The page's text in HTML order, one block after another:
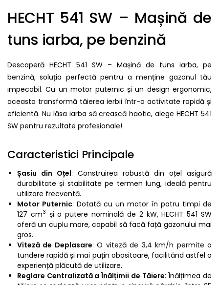
HECHT 541 SW – Mașină de
tuns iarba, pe benzină
Descoperă HECHT 541 SW – Mașină de tuns iarba, pe
benzină, soluția perfectă pentru a menține gazonul tău
impecabil. Cu un motor puternic și un design ergonomic,
aceasta transformă tăierea ierbii într-o activitate rapidă și
eficientă. Nu lăsa iarba să crească haotic, alege HECHT 541
SW pentru rezultate profesionale!
Caracteristici Principale
Șasiu din Oțel: Construirea robustă din oțel asigură
durabilitate și stabilitate pe termen lung, ideală pentru
utilizare frecventă.
Motor Puternic: Dotată cu un motor în patru timpi de
127 cm3 și o putere nominală de 2 kW, HECHT 541 SW
oferă un cuplu mare, capabil să facă față gazonului mai
gros.
Viteză de Deplasare: O viteză de 3,4 km/h permite o
tundere rapidă și mai puțin obositoare, facilitând astfel o
experiență plăcută de utilizare.
Reglare Centralizată a Înălțimii de Tăiere: Înălțimea de